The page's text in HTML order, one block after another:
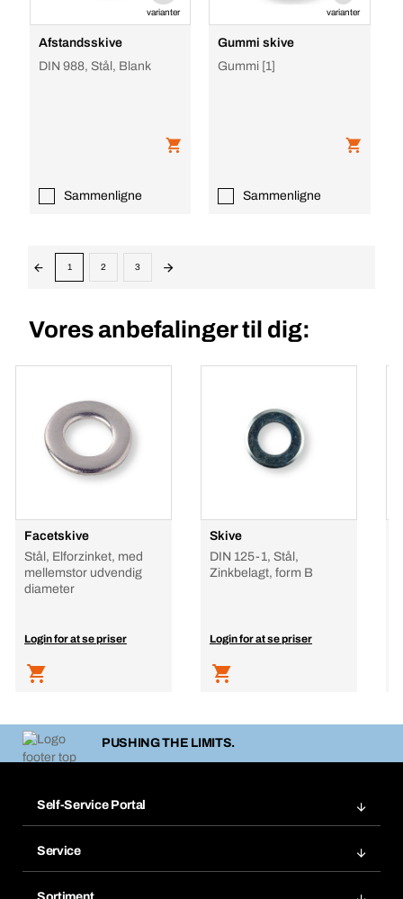
varianter
Afstandsskive
DIN 988, Stål, Blank
Sammenligne
varianter
Gummi skive
Gummi [1]
Sammenligne
1 2 3
Vores anbefalinger til dig:
Facetskive
Stål, Elforzinket, med
mellemstor udvendig
diameter
Login for at se priser
Skive
DIN 125-1, Stål,
Zinkbelagt, form B
Login for at se priser
PUSHING THE LIMITS.
Self-Service Portal
Favoritter
Service